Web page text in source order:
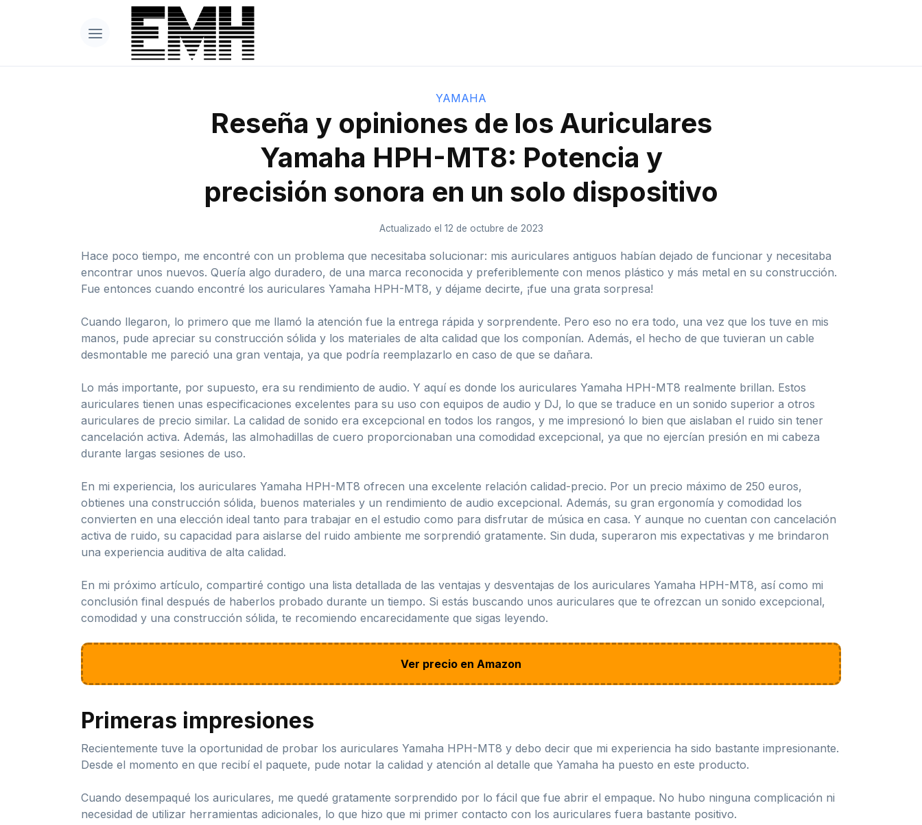
YAMAHA
Reseña y opiniones de los Auriculares
Yamaha HPH-MT8: Potencia y
precisión sonora en un solo dispositivo
Actualizado el 12 de octubre de 2023
Hace poco tiempo, me encontré con un problema que necesitaba solucionar: mis auriculares antiguos habían dejado de funcionar y necesitaba
encontrar unos nuevos. Quería algo duradero, de una marca reconocida y preferiblemente con menos plástico y más metal en su construcción.
Fue entonces cuando encontré los auriculares Yamaha HPH-MT8, y déjame decirte, ¡fue una grata sorpresa!
Cuando llegaron, lo primero que me llamó la atención fue la entrega rápida y sorprendente. Pero eso no era todo, una vez que los tuve en mis
manos, pude apreciar su construcción sólida y los materiales de alta calidad que los componían. Además, el hecho de que tuvieran un cable
desmontable me pareció una gran ventaja, ya que podría reemplazarlo en caso de que se dañara.
Lo más importante, por supuesto, era su rendimiento de audio. Y aquí es donde los auriculares Yamaha HPH-MT8 realmente brillan. Estos
auriculares tienen unas especificaciones excelentes para su uso con equipos de audio y DJ, lo que se traduce en un sonido superior a otros
auriculares de precio similar. La calidad de sonido era excepcional en todos los rangos, y me impresionó lo bien que aislaban el ruido sin tener
cancelación activa. Además, las almohadillas de cuero proporcionaban una comodidad excepcional, ya que no ejercían presión en mi cabeza
durante largas sesiones de uso.
En mi experiencia, los auriculares Yamaha HPH-MT8 ofrecen una excelente relación calidad-precio. Por un precio máximo de 250 euros,
obtienes una construcción sólida, buenos materiales y un rendimiento de audio excepcional. Además, su gran ergonomía y comodidad los
convierten en una elección ideal tanto para trabajar en el estudio como para disfrutar de música en casa. Y aunque no cuentan con cancelación
activa de ruido, su capacidad para aislarse del ruido ambiente me sorprendió gratamente. Sin duda, superaron mis expectativas y me brindaron
una experiencia auditiva de alta calidad.
En mi próximo artículo, compartiré contigo una lista detallada de las ventajas y desventajas de los auriculares Yamaha HPH-MT8, así como mi
conclusión final después de haberlos probado durante un tiempo. Si estás buscando unos auriculares que te ofrezcan un sonido excepcional,
comodidad y una construcción sólida, te recomiendo encarecidamente que sigas leyendo.
Ver precio en Amazon
Primeras impresiones
Recientemente tuve la oportunidad de probar los auriculares Yamaha HPH-MT8 y debo decir que mi experiencia ha sido bastante impresionante.
Desde el momento en que recibí el paquete, pude notar la calidad y atención al detalle que Yamaha ha puesto en este producto.
Cuando desempaqué los auriculares, me quedé gratamente sorprendido por lo fácil que fue abrir el empaque. No hubo ninguna complicación ni
necesidad de utilizar herramientas adicionales, lo que hizo que mi primer contacto con los auriculares fuera bastante positivo.